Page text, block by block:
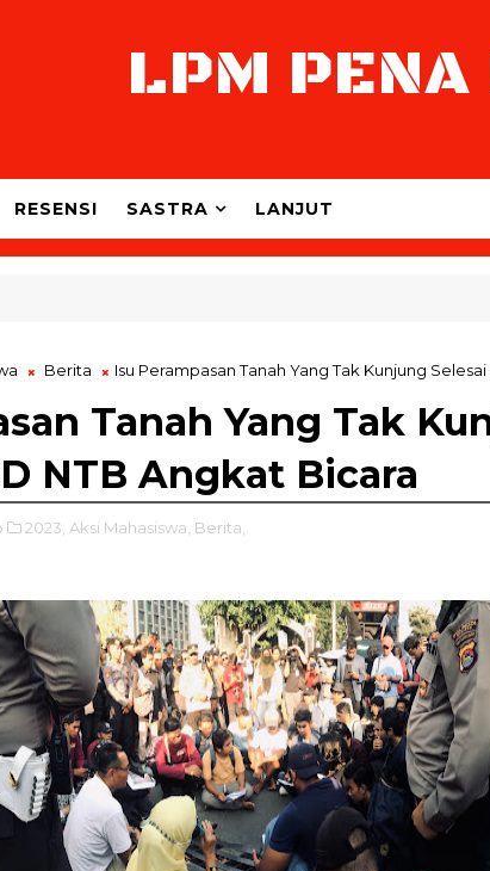
LPM
RESENSI SASTRA LANJUT
Berita Isu Perampasan Tanah Yang Tak Kunjung
Tanah Yang Tak
NTB Angkat Bicara
2023, Aksi Mahasiswa, Berita,